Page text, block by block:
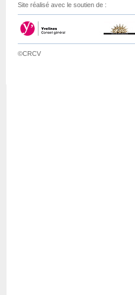
Site réalisé avec le soutien de :
©CRCV